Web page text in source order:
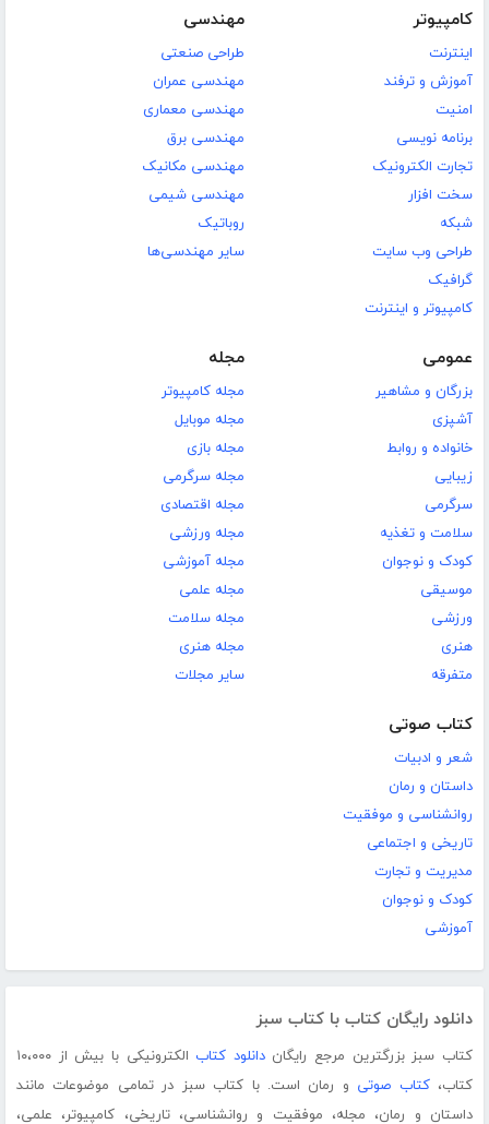
کامپیوتر
اینترنت
آموزش و ترفند
امنیت
برنامه نویسی
تجارت الکترونیک
سخت افزار
شبکه
طراحی وب سایت
گرافیک
کامپیوتر و اینترنت
مهندسی
طراحی صنعتی
مهندسی عمران
مهندسی معماری
مهندسی برق
مهندسی مکانیک
مهندسی شیمی
روباتیک
سایر مهندسی‌ها
عمومی
بزرگان و مشاهیر
آشپزی
خانواده و روابط
زیبایی
سرگرمی
سلامت و تغذیه
کودک و نوجوان
موسیقی
ورزشی
هنری
متفرقه
مجله
مجله کامپیوتر
مجله موبایل
مجله بازی
مجله سرگرمی
مجله اقتصادی
مجله ورزشی
مجله آموزشی
مجله علمی
مجله سلامت
مجله هنری
سایر مجلات
کتاب صوتی
شعر و ادبیات
داستان و رمان
روانشناسی و موفقیت
تاریخی و اجتماعی
مدیریت و تجارت
کودک و نوجوان
آموزشی
دانلود رایگان کتاب با کتاب سبز
کتاب سبز بزرگترین مرجع رایگاندانلود کتاب
الکترونیکی با بیش از ۱۰،۰۰۰
کتاب،کتاب صوتی و رمان است. با کتاب سبز در تمامی موضوعات مانند
داستان و رمان، مجله، موفقیت و روانشناسی، تاریخی، کامپیوتر، علمی،